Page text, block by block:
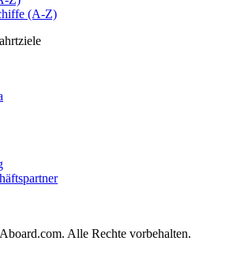
(A-Z)
Alle Rechte vorbehalten.